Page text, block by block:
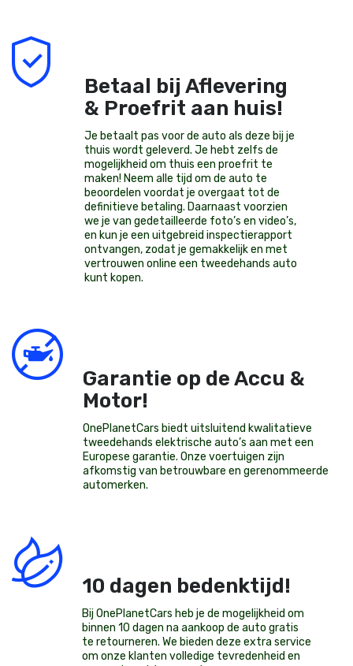
Betaal bij Aflevering
& Proefrit aan huis!
Je betaalt pas voor de auto als deze bij je
thuis wordt geleverd. Je hebt zelfs de
mogelijkheid om thuis een proefrit te
maken! Neem alle tijd om de auto te
beoordelen voordat je overgaat tot de
definitieve betaling. Daarnaast voorzien
we je van gedetailleerde foto’s en video’s,
en kun je een uitgebreid inspectierapport
ontvangen, zodat je gemakkelijk en met
vertrouwen online een tweedehands auto
kunt kopen.
Garantie op de Accu &
Motor!
OnePlanetCars biedt uitsluitend kwalitatieve
tweedehands elektrische auto’s aan met een
Europese garantie. Onze voertuigen zijn
afkomstig van betrouwbare en gerenommeerde
automerken.
10 dagen bedenktijd!
Bij OnePlanetCars heb je de mogelijkheid om
binnen 10 dagen na aankoop de auto gratis
te retourneren. We bieden deze extra service
om onze klanten volledige tevredenheid en